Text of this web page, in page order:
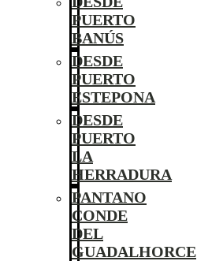
PUERTO
BANÚS
DESDE
PUERTO
ESTEPONA
DESDE
PUERTO
LA
HERRADURA
PANTANO
CONDE
DEL
GUADALHORCE